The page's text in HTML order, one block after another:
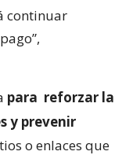
continuar
para reforzar la
y prevenir
o enlaces que